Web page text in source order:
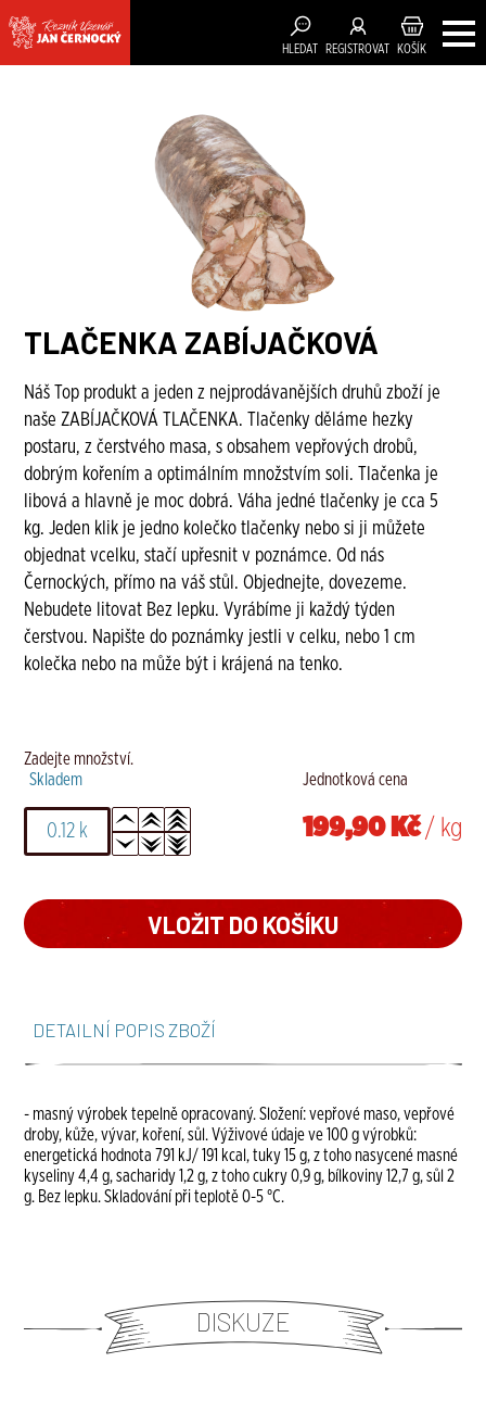
HLEDAT REGISTROVAT KOŠÍK
TLAČENKA ZABÍJAČKOVÁ
Náš Top produkt a jeden z nejprodávanějších druhů zboží je
naše ZABÍJAČKOVÁ TLAČENKA. Tlačenky děláme hezky
postaru, z čerstvého masa, s obsahem vepřových drobů,
dobrým kořením a optimálním množstvím soli. Tlačenka je
libová a hlavně je moc dobrá. Váha jedné tlačenky je cca 5
kg. Jeden klik je jedno kolečko tlačenky nebo si ji můžete
objednat vcelku, stačí upřesnit v poznámce. Od nás
Černockých, přímo na váš stůl. Objednejte, dovezeme.
Nebudete litovat Bez lepku. Vyrábíme ji každý týden
čerstvou. Napište do poznámky jestli v celku, nebo 1 cm
kolečka nebo na může být i krájená na tenko.
Zadejte množství.
Skladem
Jednotková cena
199,90 Kč/ kg
DETAILNÍ POPIS ZBOŽÍ
- masný výrobek tepelně opracovaný. Složení: vepřové maso, vepřové
droby, kůže, vývar, koření, sůl. Výživové údaje ve 100 g výrobků:
energetická hodnota 791 kJ/ 191 kcal, tuky 15 g, z toho nasycené masné
kyseliny 4,4 g, sacharidy 1,2 g, z toho cukry 0,9 g, bílkoviny 12,7 g, sůl 2
g. Bez lepku. Skladování při teplotě 0-5 °C.
DISKUZE